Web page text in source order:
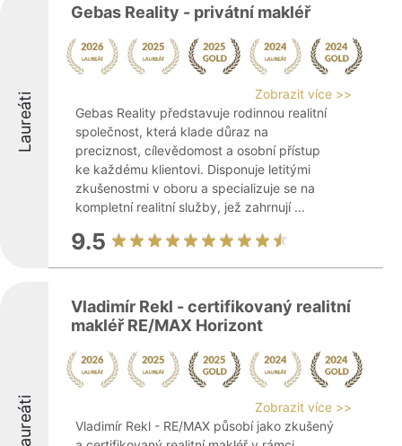
Laureáti
Gebas Reality - privátní makléř
Zobrazit více >>
Gebas Reality představuje rodinnou realitní
společnost, která klade důraz na
preciznost, cílevědomost a osobní přístup
ke každému klientovi. Disponuje letitými
zkušenostmi v oboru a specializuje se na
kompletní realitní služby, jež zahrnují ...
9.5
Laureáti
Vladimír Rekl - certifikovaný realitní
makléř RE/MAX Horizont
Zobrazit více >>
Vladimír Rekl - RE/MAX působí jako zkušený